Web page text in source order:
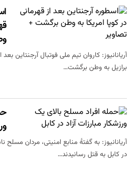
برازیل به وطن برگشت…
آریانانیوز: به‌ گفتۀ منابع امنیتی، مردان مسلح
در کابل به‌ قتل رسانیدند…